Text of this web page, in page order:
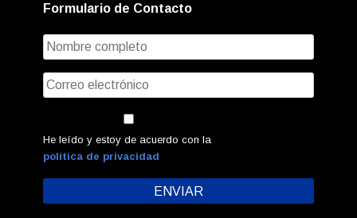
Formulario de Contacto
He leído y estoy de acuerdo con la
política de privacidad